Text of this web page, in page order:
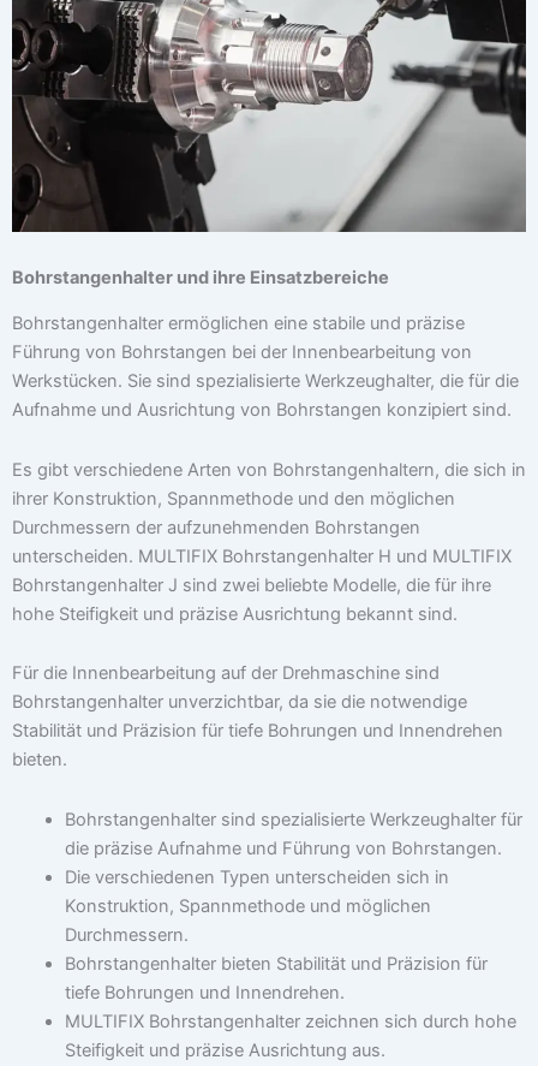
Bohrstangenhalter und ihre Einsatzbereiche
Bohrstangenhalter ermöglichen eine stabile und präzise
Führung von Bohrstangen bei der Innenbearbeitung von
Werkstücken. Sie sind spezialisierte Werkzeughalter, die für die
Aufnahme und Ausrichtung von Bohrstangen konzipiert sind.
Es gibt verschiedene Arten von Bohrstangenhaltern, die sich in
ihrer Konstruktion, Spannmethode und den möglichen
Durchmessern der aufzunehmenden Bohrstangen
unterscheiden. MULTIFIX Bohrstangenhalter H und MULTIFIX
Bohrstangenhalter J sind zwei beliebte Modelle, die für ihre
hohe Steifigkeit und präzise Ausrichtung bekannt sind.
Für die Innenbearbeitung auf der Drehmaschine sind
Bohrstangenhalter unverzichtbar, da sie die notwendige
Stabilität und Präzision für tiefe Bohrungen und Innendrehen
bieten.
Bohrstangenhalter sind spezialisierte Werkzeughalter für
die präzise Aufnahme und Führung von Bohrstangen.
Die verschiedenen Typen unterscheiden sich in
Konstruktion, Spannmethode und möglichen
Durchmessern.
Bohrstangenhalter bieten Stabilität und Präzision für
tiefe Bohrungen und Innendrehen.
MULTIFIX Bohrstangenhalter zeichnen sich durch hohe
Steifigkeit und präzise Ausrichtung aus.